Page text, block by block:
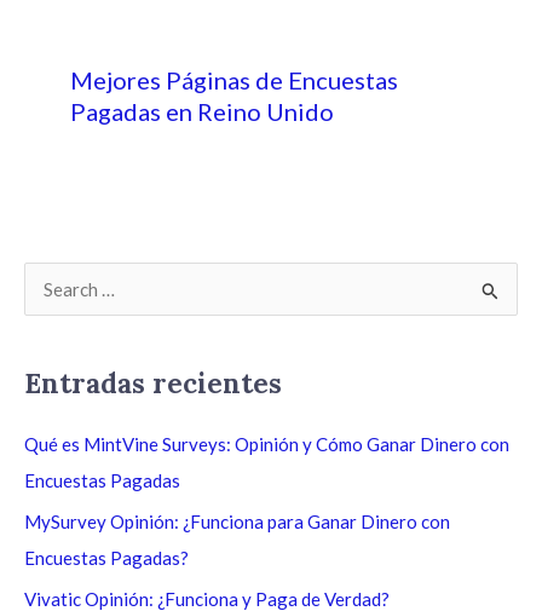
Mejores Páginas de Encuestas
Pagadas en Reino Unido
a
r
p
o
Entradas recientes
Qué es MintVine Surveys: Opinión y Cómo Ganar Dinero con
Encuestas Pagadas
MySurvey Opinión: ¿Funciona para Ganar Dinero con
Encuestas Pagadas?
Vivatic Opinión: ¿Funciona y Paga de Verdad?